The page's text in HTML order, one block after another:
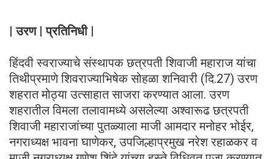
| उरण | प्रतिनिधी |
हिंदवी स्वराज्याचे संस्थापक छत्रपती शिवाजी महाराज यांचा
तिथीप्रमाणे शिवराज्याभिषेक सोहळा शनिवारी (दि.27) उरण
शहरात मोठ्या उत्साहात साजरा करण्यात आला. उरण
शहरातील विमला तलावामध्ये असलेल्या अश्वारूढ छत्रपती
शिवाजी महाराजांच्या पुतळ्याला माजी आमदार मनोहर भोईर,
नगराध्यक्ष भावना घाणेकर, उपजिल्हाप्रमुख नरेश रहाळकर व